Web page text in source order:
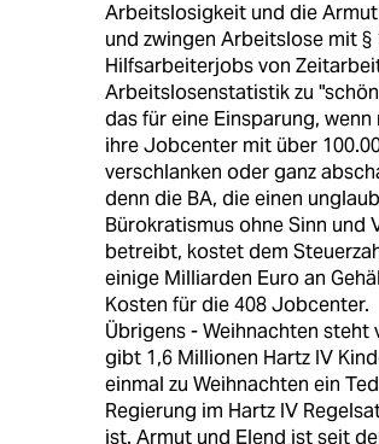
Arbeitslosigkeit und die
und zwingen Arbeitslose mit §
Hilfsarbeiterjobs von
Arbeitslosenstatistik zu
das für eine Einsparung, wenn
ihre Jobcenter mit über
verschlanken oder ganz
denn die BA, die einen
Bürokratismus ohne Sinn und
betreibt, kostet dem
einige Milliarden Euro an
Kosten für die 408 Jobcenter.
Übrigens - Weihnachten steht
gibt 1,6 Millionen Hartz IV
einmal zu Weihnachten ein
Regierung im Hartz IV
ist. Armut und Elend ist seit